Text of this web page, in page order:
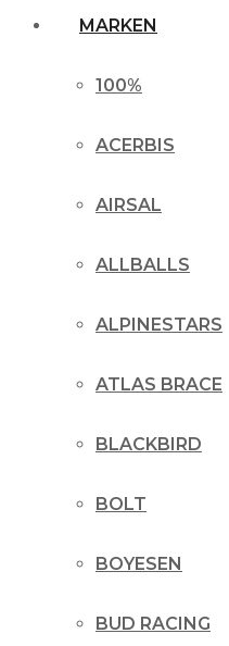
MARKEN
100%
ACERBIS
AIRSAL
ALLBALLS
ALPINESTARS
ATLAS BRACE
BLACKBIRD
BOLT
BOYESEN
BUD RACING